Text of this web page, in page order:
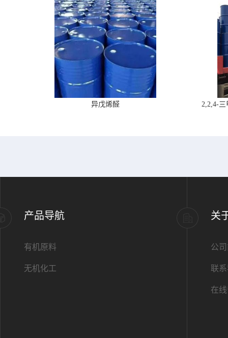
异戊烯醛 2,2,4-
产品导航
有机原料
无机化工
关
公
联
在